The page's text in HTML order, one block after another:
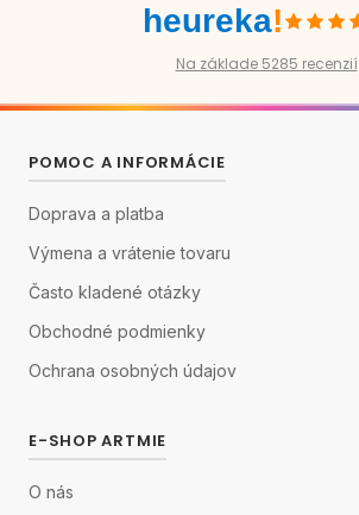
heureka!
Na základe 5285 recenzií
POMOC A INFORMÁCIE
Doprava a platba
Výmena a vrátenie tovaru
Často kladené otázky
Obchodné podmienky
Ochrana osobných údajov
E-SHOP ARTMIE
O nás